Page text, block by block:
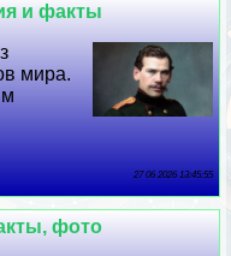
и факты
мира.
27 06 2026 13:45:55
фото